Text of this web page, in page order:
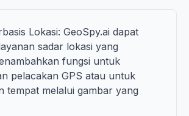
Lokasi: GeoSpy.ai dapat
sadar lokasi yang
fungsi untuk
pelacakan GPS atau untuk
tempat melalui gambar yang